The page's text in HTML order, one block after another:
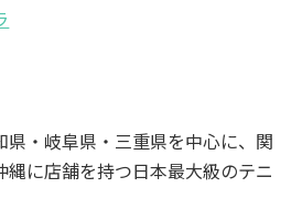
県・岐阜県・三重県を中心に、関
縄に店舗を持つ日本最大級のテニ